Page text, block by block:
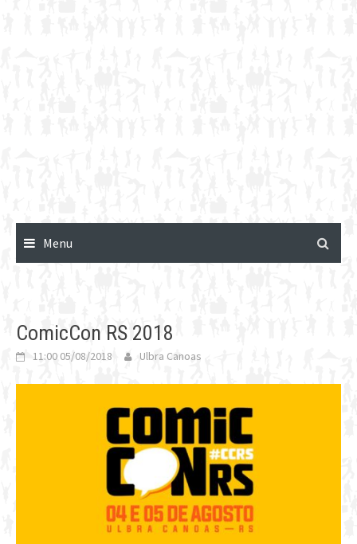
Menu
ComicCon RS 2018
11:00 05/08/2018 Ulbra Canoas